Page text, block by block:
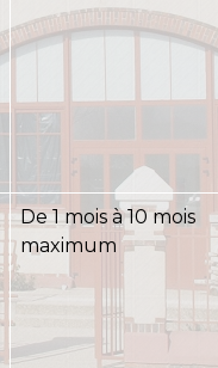
De 1 mois à 10 mois
maximum